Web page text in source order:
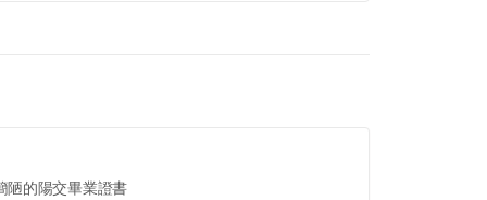
陋的陽交畢業證書